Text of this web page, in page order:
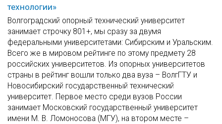
технологии»
Волгоградский опорный технический университет
занимает строчку 801+, мы сразу за двумя
федеральными университетами: Сибирским и Уральским.
Всего же в мировом рейтинге по этому предмету 28
российских университетов. Из опорных университетов
страны в рейтинг вошли только два вуза – ВолгГТУ и
Новосибирский государственный технический
университет. Первое место среди вузов России
занимает Московский государственный университет
имени М. В. Ломоносова (МГУ), на втором месте –